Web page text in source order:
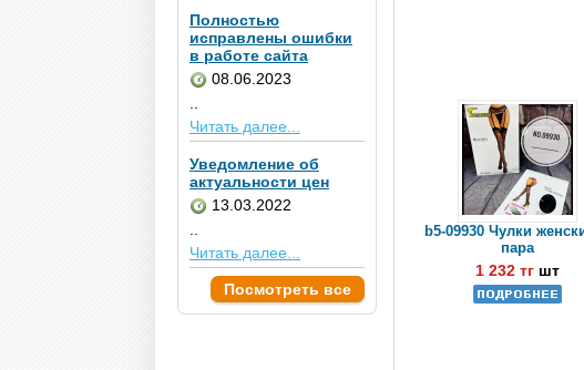
b5-09930 Чулки
пара
1 232 тг шт
Полностью
исправлены ошибки
в работе сайта
08.06.2023
..
Читать далее...
Уведомление об
актуальности цен
13.03.2022
..
Читать далее...
Посмотреть все